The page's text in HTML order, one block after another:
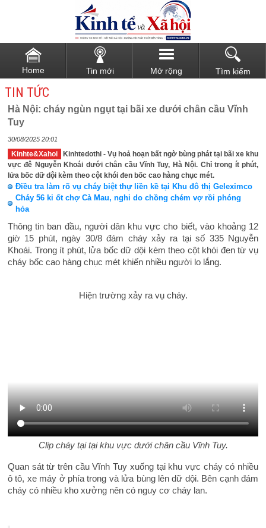
Home Tin mới Mở rộng Tìm kiếm
TIN TỨC
Hà Nội: cháy ngùn ngụt tại bãi xe dưới chân cầu Vĩnh
Tuy
30/08/2025 20:01
Kinhte&Xahoi
Kinhtedothi - Vụ hoả hoạn bất ngờ bùng phát tại bãi xe khu
vực đê Nguyễn Khoái dưới chân cầu Vĩnh Tuy, Hà Nội. Chỉ trong ít phút,
lửa bốc dữ dội kèm theo cột khói đen bốc cao hàng chục mét.
Điều tra làm rõ vụ cháy biệt thự liền kề tại Khu đô thị Geleximco
Cháy 56 ki ốt chợ Cà Mau, nghi do chồng chém vợ rồi phóng
hỏa
Thông tin ban đầu, người dân khu vực cho biết, vào khoảng 12
giờ 15 phút, ngày 30/8 đám cháy xảy ra tại số 335 Nguyễn
Khoái. Trong ít phút, lửa bốc dữ dội kèm theo cột khói đen từ vụ
cháy bốc cao hàng chục mét khiến nhiều người lo lắng.
Hiện trường xảy ra vụ cháy.
Clip cháy tại tại khu vực dưới chân cầu Vĩnh Tuy.
Quan sát từ trên cầu Vĩnh Tuy xuống tại khu vực cháy có nhiều
ô tô, xe máy ở phía trong và lửa bùng lên dữ dội. Bên cạnh đám
cháy có nhiều kho xưởng nên có nguy cơ cháy lan.